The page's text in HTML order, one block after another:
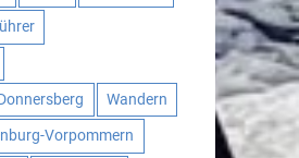
Wandern
Vorpommern